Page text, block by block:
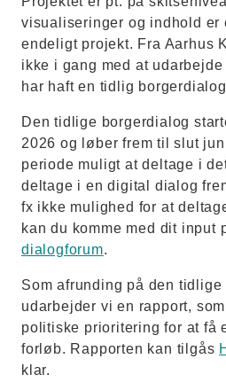
visualiseringer og indhold er
endeligt projekt. Fra Aarhus
ikke i gang med at
har haft en tidlig
Den tidlige borgerdialog
2026 og løber frem til slut
periode muligt at deltage i
deltage i en digital dialog
fx ikke mulighed for at
kan du komme med dit input
dialogforum.
Som afrunding på den tidlige
udarbejder vi en rapport,
politiske prioritering for at få
forløb. Rapporten kan tilgås
klar.